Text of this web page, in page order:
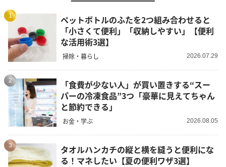
1
ペットボトルのふたを2つ組み合わせると
「小さくて便利」「収納しやすい」【便利
な活用術3選】
掃除・暮らし 2026.07.29
2
「食費が少ない人」が買い置きする“スー
パーの冷凍食品”3つ「豪華に見えてちゃん
と節約できる」
お金・学ぶ 2026.08.05
3
タオルハンカチの縦と横を縫うと便利にな
る！マネしたい【夏の便利ワザ3選】